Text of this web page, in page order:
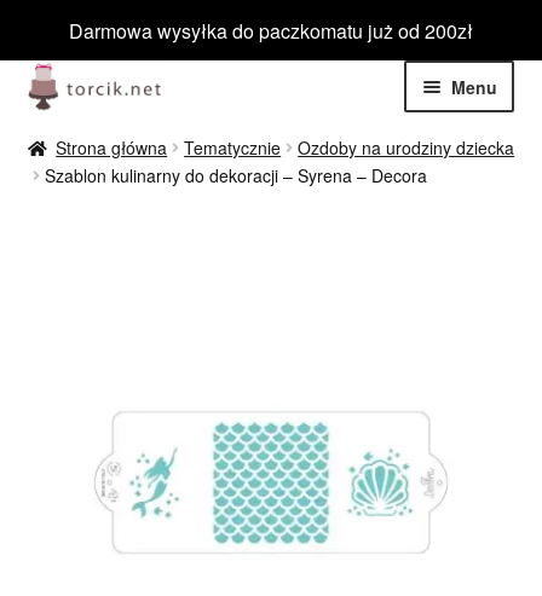
Darmowa wysyłka do paczkomatu już od 200zł
Przejdź
do
nawigacji
Przejdź
do
treści
Menu
Jadalne
Rozwiń
Wyprzedaż
Strona główna Tematycznie
Ozdoby na urodziny dziecka
Szablon kulinarny do dekoracji – Syrena – Decora